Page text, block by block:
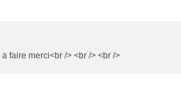
faire merci<br /> <br /> <br />